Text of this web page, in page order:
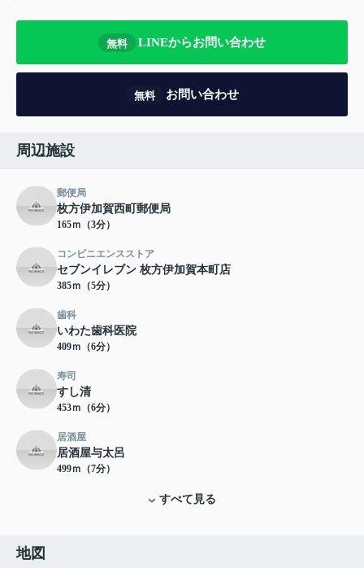
無料 LINEからお問い合わせ
無料 お問い合わせ
周辺施設
郵便局
枚方伊加賀西町郵便局
165ｍ（3分）
コンビニエンスストア
セブンイレブン 枚方伊加賀本町店
385ｍ（5分）
歯科
いわた歯科医院
409ｍ（6分）
寿司
すし清
453ｍ（6分）
居酒屋
居酒屋与太呂
499ｍ（7分）
すべて見る
地図